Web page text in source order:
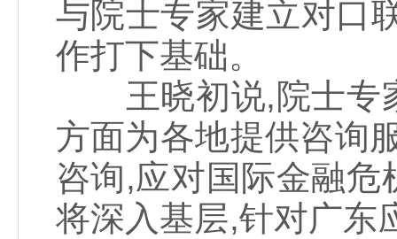
与院士专家建立对口
作打下基础。
王晓初说,院士专家
方面为各地提供咨询
咨询,应对国际金融
将深入基层,针对广东